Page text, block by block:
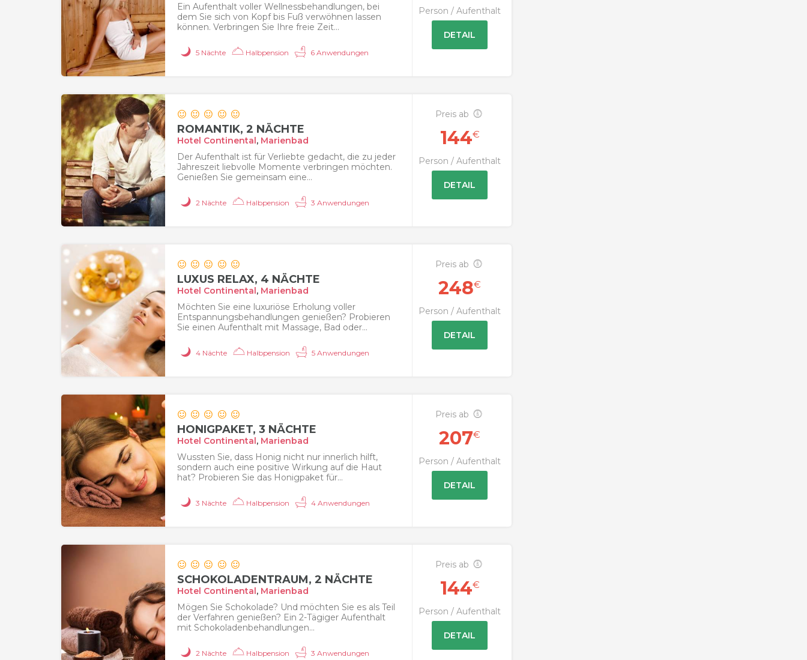
Ein Aufenthalt voller Wellnessbehandlungen, bei
dem Sie sich von Kopf bis Fuß verwöhnen lassen
können. Verbringen Sie Ihre freie Zeit...
5 Nächte Halbpension 6 Anwendungen
Person / Aufenthalt
DETAIL
ROMANTIK, 2 NÄCHTE
Hotel Continental, Marienbad
Der Aufenthalt ist für Verliebte gedacht, die zu jeder
Jahreszeit liebvolle Momente verbringen möchten.
Genießen Sie gemeinsam eine...
2 Nächte Halbpension 3 Anwendungen
Preis ab
144€
Person / Aufenthalt
DETAIL
LUXUS RELAX, 4 NÄCHTE
Hotel Continental, Marienbad
Möchten Sie eine luxuriöse Erholung voller
Entspannungsbehandlungen genießen? Probieren
Sie einen Aufenthalt mit Massage, Bad oder...
4 Nächte Halbpension 5 Anwendungen
Preis ab
248€
Person / Aufenthalt
DETAIL
HONIGPAKET, 3 NÄCHTE
Hotel Continental, Marienbad
Wussten Sie, dass Honig nicht nur innerlich hilft,
sondern auch eine positive Wirkung auf die Haut
hat? Probieren Sie das Honigpaket für...
3 Nächte Halbpension 4 Anwendungen
Preis ab
207€
Person / Aufenthalt
DETAIL
SCHOKOLADENTRAUM, 2 NÄCHTE
Hotel Continental, Marienbad
Mögen Sie Schokolade? Und möchten Sie es als Teil
der Verfahren genießen? Ein 2-Tägiger Aufenthalt
mit Schokoladenbehandlungen...
2 Nächte Halbpension 3 Anwendungen
Preis ab
144€
Person / Aufenthalt
DETAIL